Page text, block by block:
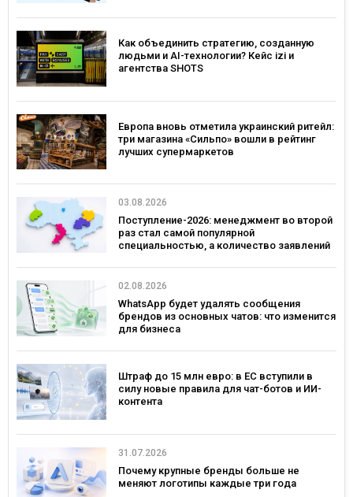
Как объединить стратегию, созданную
людьми и AI-технологии? Кейс izi и
агентства SHOTS
Европа вновь отметила украинский ритейл:
три магазина «Сильпо» вошли в рейтинг
лучших супермаркетов
03.08.2026
Поступление-2026: менеджмент во второй
раз стал самой популярной
специальностью, а количество заявлений
02.08.2026
WhatsApp будет удалять сообщения
брендов из основных чатов: что изменится
для бизнеса
Штраф до 15 млн евро: в ЕС вступили в
силу новые правила для чат-ботов и ИИ-
контента
31.07.2026
Почему крупные бренды больше не
меняют логотипы каждые три года